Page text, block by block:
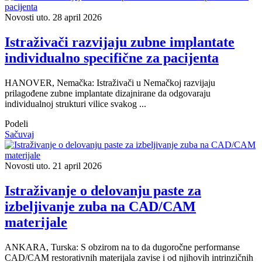
Novosti uto. 28 april 2026
Istraživači razvijaju zubne implantate
individualno specifične za pacijenta
HANOVER, Nemačka: Istraživači u Nemačkoj razvijaju
prilagođene zubne implantate dizajnirane da odgovaraju
individualnoj strukturi vilice svakog ...
Podeli
Sačuvaj
Novosti uto. 21 april 2026
Istraživanje o delovanju paste za
izbeljivanje zuba na CAD/CAM
materijale
ANKARA, Turska: S obzirom na to da dugoročne performanse
CAD/CAM restorativnih materijala zavise i od njihovih intrinzičnih